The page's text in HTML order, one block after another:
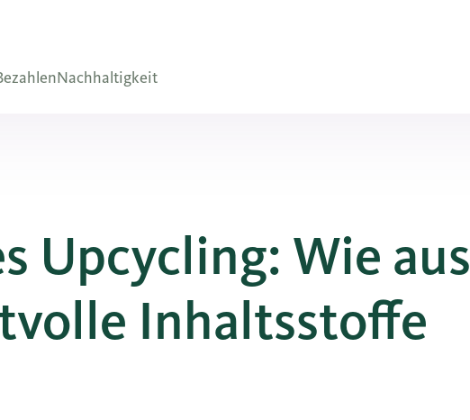
Nachhaltigkeit
Upcycling: Wie aus
Inhaltsstoffe